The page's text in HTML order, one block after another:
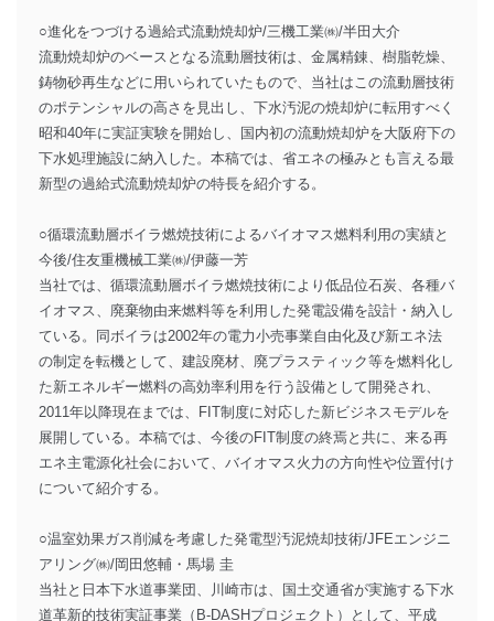
○進化をつづける過給式流動焼却炉/三機工業㈱/半田大介
流動焼却炉のベースとなる流動層技術は、金属精錬、樹脂乾燥、
鋳物砂再生などに用いられていたもので、当社はこの流動層技術
のポテンシャルの高さを見出し、下水汚泥の焼却炉に転用すべく
昭和40年に実証実験を開始し、国内初の流動焼却炉を大阪府下の
下水処理施設に納入した。本稿では、省エネの極みとも言える最
新型の過給式流動焼却炉の特長を紹介する。
○循環流動層ボイラ燃焼技術によるバイオマス燃料利用の実績と
今後/住友重機械工業㈱/伊藤一芳
当社では、循環流動層ボイラ燃焼技術により低品位石炭、各種バ
イオマス、廃棄物由来燃料等を利用した発電設備を設計・納入し
ている。同ボイラは2002年の電力小売事業自由化及び新エネ法
の制定を転機として、建設廃材、廃プラスティック等を燃料化し
た新エネルギー燃料の高効率利用を行う設備として開発され、
2011年以降現在までは、FIT制度に対応した新ビジネスモデルを
展開している。本稿では、今後のFIT制度の終焉と共に、来る再
エネ主電源化社会において、バイオマス火力の方向性や位置付け
について紹介する。
○温室効果ガス削減を考慮した発電型汚泥焼却技術/JFEエンジニ
アリング㈱/岡田悠輔・馬場 圭
当社と日本下水道事業団、川崎市は、国土交通省が実施する下水
道革新的技術実証事業（B-DASHプロジェクト）として、平成